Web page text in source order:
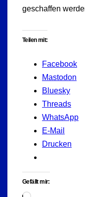
geschaffen
Teilen mit:
Facebook
Mastodon
Bluesky
Threads
WhatsApp
E-Mail
Drucken
Gefällt mir: